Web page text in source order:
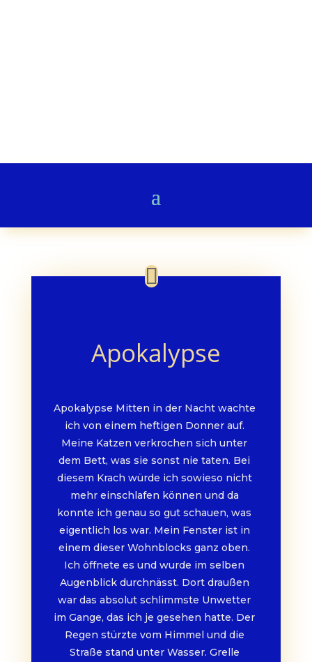
Apokalypse
Apokalypse Mitten in der Nacht wachte
ich von einem heftigen Donner auf.
Meine Katzen verkrochen sich unter
dem Bett, was sie sonst nie taten. Bei
diesem Krach würde ich sowieso nicht
mehr einschlafen können und da
konnte ich genau so gut schauen, was
eigentlich los war. Mein Fenster ist in
einem dieser Wohnblocks ganz oben.
Ich öffnete es und wurde im selben
Augenblick durchnässt. Dort draußen
war das absolut schlimmste Unwetter
im Gange, das ich je gesehen hatte. Der
Regen stürzte vom Himmel und die
Straße stand unter Wasser. Grelle